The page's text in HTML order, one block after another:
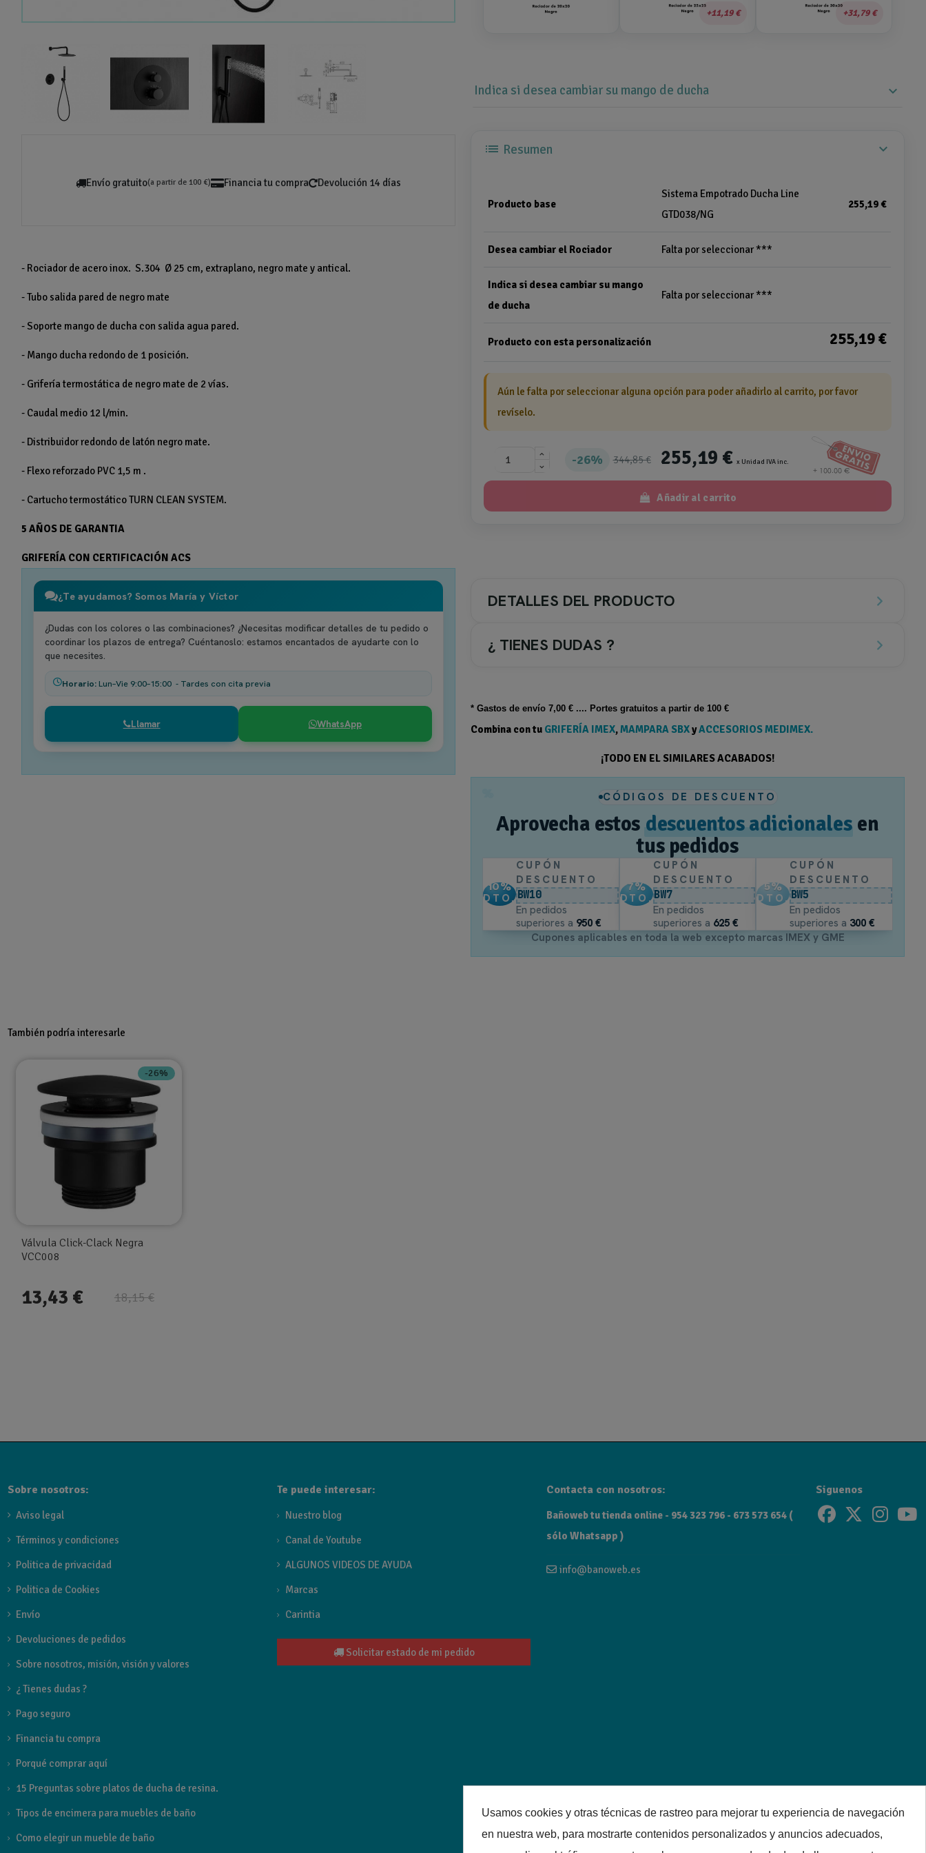
Envío gratuito(a partir de 100 €) Financia tu compra Devolución 14 días
- Rociador de acero inox. S.304 Ø 25 cm, extraplano, negro mate y antical.
- Tubo salida pared de negro mate
- Soporte mango de ducha con salida agua pared.
- Mango ducha redondo de 1 posición.
- Grifería termostática de negro mate de 2 vías.
- Caudal medio 12 l/min.
- Distribuidor redondo de latón negro mate.
- Flexo reforzado PVC 1,5 m .
- Cartucho termostático TURN CLEAN SYSTEM.
5 AÑOS DE GARANTIA
GRIFERÍA CON CERTIFICACIÓN ACS
¿Te ayudamos? Somos María y Víctor
¿Dudas con los colores o las combinaciones? ¿Necesitas modificar detalles de tu pedido o
coordinar los plazos de entrega? Cuéntanoslo: estamos encantados de ayudarte con lo
que necesites.
Horario:Lun–Vie 9:00–15:00 - Tardes con cita previa
Llamar WhatsApp
11,19 € 31,79 €
Indica si desea cambiar su mango de ducha expand_more
list Resumen expand_more
Producto base
Sistema Empotrado Ducha Line
GTD038/NG
255,19 €
Desea cambiar el Rociador Falta por seleccionar ***
Indica si desea cambiar su mango
de ducha
Falta por seleccionar ***
Producto con esta personalización 255,19 €
Aún le falta por seleccionar alguna opción para poder añadirlo al carrito, por favor
revíselo.
26% 344,85 € 255,19 € x Unidad IVA inc.
Añadir al carrito
DETALLES DEL PRODUCTO
¿ TIENES DUDAS ?
4.- Empotrar Ducha termostático
Tipo de Rociador
TIPOS PARA COLORES
Griferia
FAMILIA GRIFO
* Gastos deenvío 7,00 € .... Portes gratuitos a partir de 100 €
Combina con tu GRIFERÍA IMEX,MAMPARA SBXyACCESORIOS MEDIMEX.
¡TODO EN EL SIMILARES ACABADOS!
CÓDIGOS DE DESCUENTO
Aprovecha estos descuentos adicionales en
tus pedidos
10%
DTO.
CUPÓN
DESCUENTO
BW10
En pedidos
superiores a 950 €
7%
DTO.
CUPÓN
DESCUENTO
BW7
En pedidos
superiores a 625 €
5%
DTO.
CUPÓN
DESCUENTO
BW5
En pedidos
superiores a 300 €
Cupones aplicables en toda la web excepto marcas IMEX y GME
También podría interesarle
-26%
Válvula Click-Clack Negra
VCC008
18,15 €
13,43 €
Sobre nosotros:
Aviso legal
Términos y condiciones
Politica de privacidad
Politica de Cookies
Envío
Devoluciones de pedidos
Sobre nosotros, misión, visión y valores
¿ Tienes dudas ?
Pago seguro
Financia tu compra
Porqué comprar aquí
15 Preguntas sobre platos de ducha de resina.
Tipos de encimera para muebles de baño
Como elegir un mueble de baño
Te puede interesar:
Nuestro blog
Canal de Youtube
ALGUNOS VIDEOS DE AYUDA
Marcas
Carintia
Solicitar estado de mi pedido
Contacta con nosotros:
Bañoweb tu tienda online - 954 323 796 - 673 573 654 (
sólo Whatsapp )
info@banoweb.es
Siguenos
Usamos cookies y otras técnicas de rastreo para mejorar tu experiencia de navegación
en nuestra web, para mostrarte contenidos personalizados y anuncios adecuados,